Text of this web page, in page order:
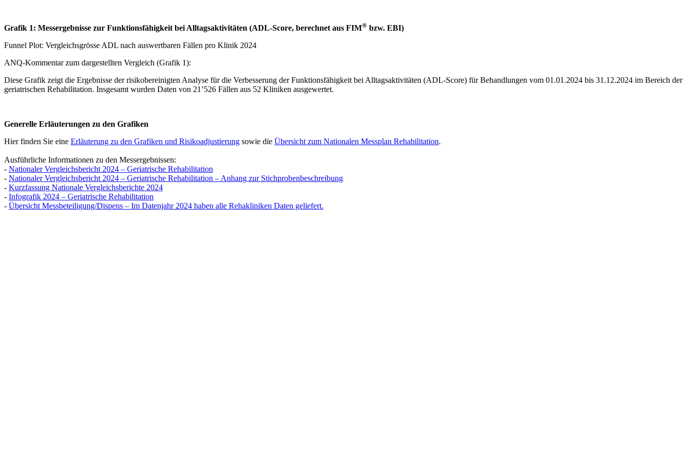
Grafik 1: Messergebnisse zur Funktionsfähigkeit bei Alltagsaktivitäten (ADL-Score, berechnet aus FIM® bzw. EBI)
Funnel Plot: Vergleichsgrösse ADL nach auswertbaren Fällen pro Klinik 2024
ANQ-Kommentar zum dargestellten Vergleich (Grafik 1):
Diese Grafik zeigt die Ergebnisse der risikobereinigten Analyse für die Verbesserung der Funktionsfähigkeit bei Alltagsaktivitäten (ADL-Score) für Behandlungen vom 01.01.2024 bis 31.12.2024 im Bereich der
geriatrischen Rehabilitation. Insgesamt wurden Daten von 21’526 Fällen aus 52 Kliniken ausgewertet.
Generelle Erläuterungen zu den Grafiken
Hier finden Sie eine Erläuterung zu den Grafiken und Risikoadjustierung sowie die Übersicht zum Nationalen Messplan Rehabilitation.
Ausführliche Informationen zu den Messergebnissen:
- Nationaler Vergleichsbericht 2024 – Geriatrische Rehabilitation
- Nationaler Vergleichsbericht 2024 – Geriatrische Rehabilitation – Anhang zur Stichprobenbeschreibung
- Kurzfassung Nationale Vergleichsberichte 2024
- Infografik 2024 – Geriatrische Rehabilitation
- Übersicht Messbeteiligung/Dispens – Im Datenjahr 2024 haben alle Rehakliniken Daten geliefert.